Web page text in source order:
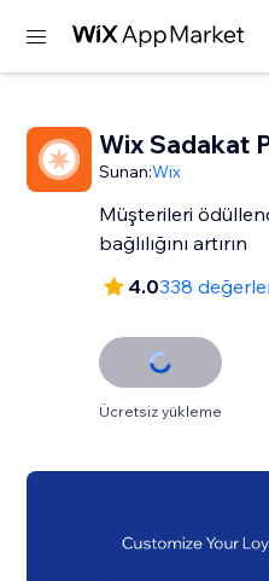
Wix Sadakat
Sunan:Wix
Müşterileri
bağlılığını artırın
4.0338
Ücretsiz yükleme